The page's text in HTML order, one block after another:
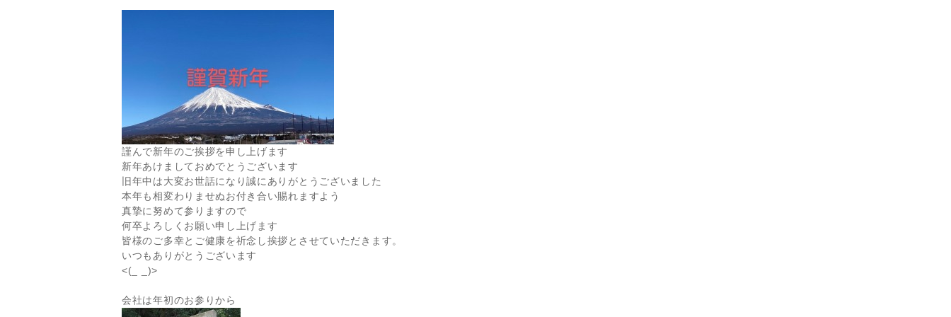
謹んで新年のご挨拶を申し上げます
新年あけましておめでとうございます
旧年中は大変お世話になり誠にありがとうございました
本年も相変わりませぬお付き合い賜れますよう
真摯に努めて参りますので
何卒よろしくお願い申し上げます
皆様のご多幸とご健康を祈念し挨拶とさせていただきます。
いつもありがとうございます
<(_ _)>
会社は年初のお参りから